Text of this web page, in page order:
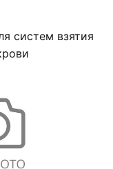
систем взятия